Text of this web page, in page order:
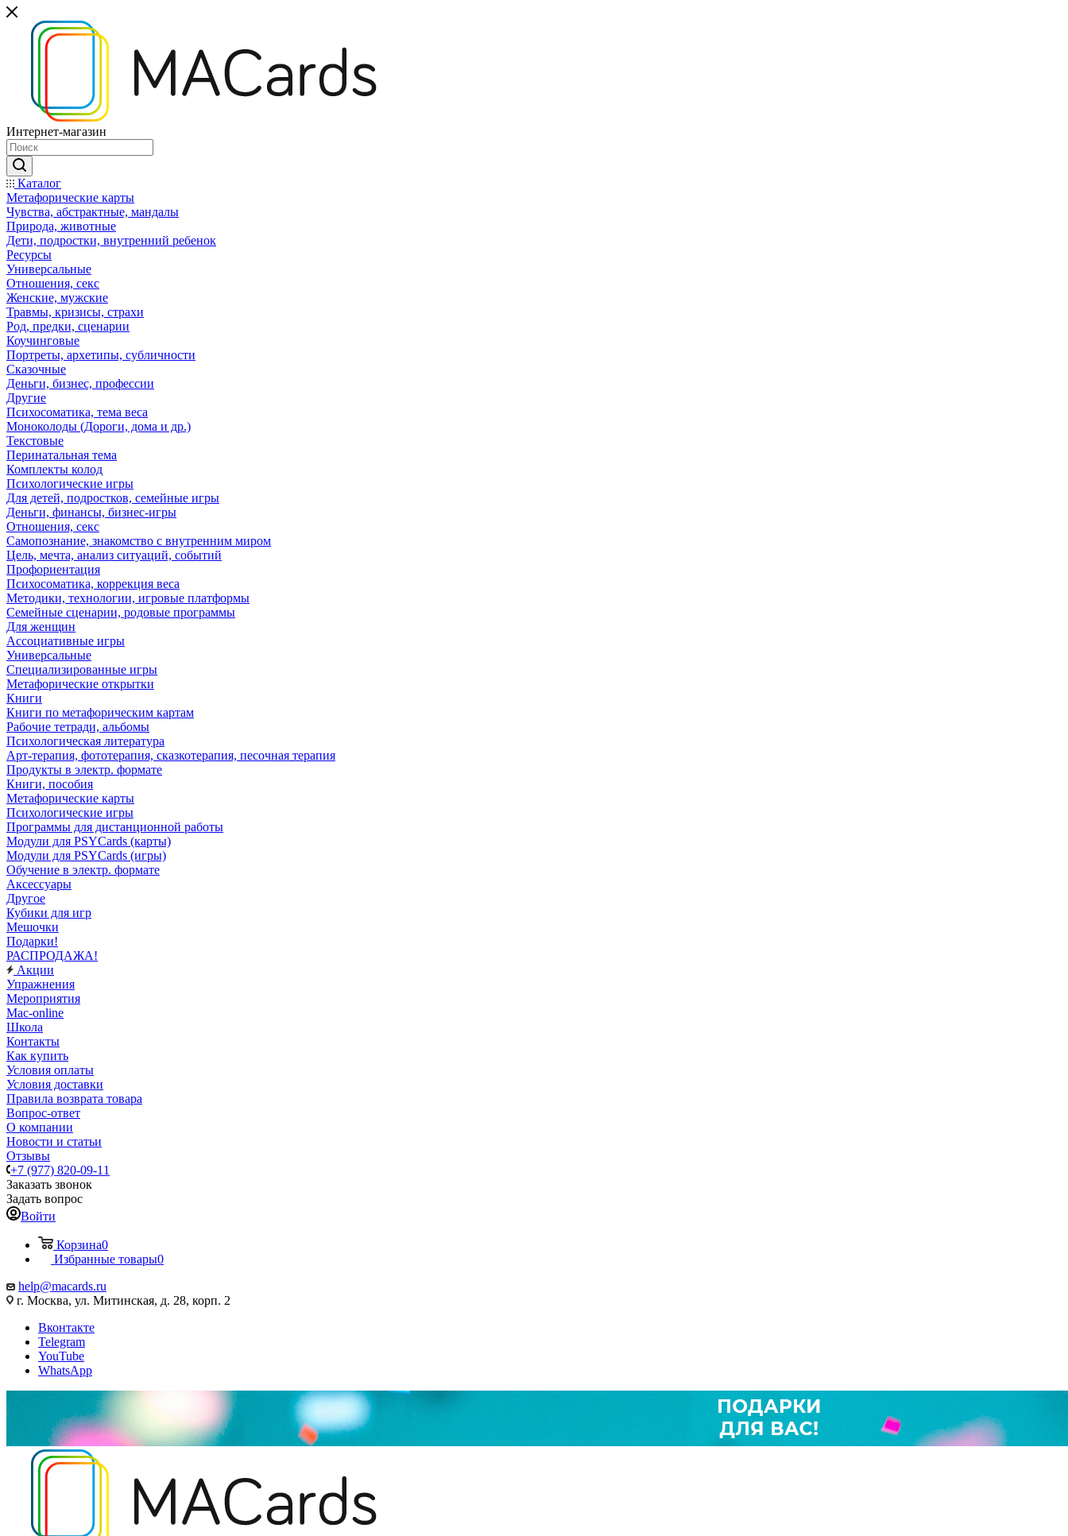
Интернет-магазин
Каталог
Mетафорические карты
Чувства, абстрактные, мандалы
Природа, животные
Дети, подростки, внутренний ребенок
Ресурсы
Универсальные
Отношения, секс
Женские, мужские
Травмы, кризисы, страхи
Род, предки, сценарии
Коучинговые
Портреты, архетипы, субличности
Сказочные
Деньги, бизнес, профессии
Другие
Психосоматика, тема веса
Моноколоды (Дороги, дома и др.)
Текстовые
Перинатальная тема
Комплекты колод
Психологические игры
Для детей, подростков, семейные игры
Деньги, финансы, бизнес-игры
Отношения, секс
Самопознание, знакомство с внутренним миром
Цель, мечта, анализ ситуаций, событий
Профориентация
Психосоматика, коррекция веса
Методики, технологии, игровые платформы
Семейные сценарии, родовые программы
Для женщин
Ассоциативные игры
Универсальные
Специализированные игры
Метафорические открытки
Книги
Книги по метафорическим картам
Рабочие тетради, альбомы
Психологическая литература
Арт-терапия, фототерапия, сказкотерапия, песочная терапия
Продукты в электр. формате
Книги, пособия
Метафорические карты
Психологические игры
Программы для дистанционной работы
Модули для PSYCards (карты)
Модули для PSYCards (игры)
Обучение в электр. формате
Аксессуары
Другое
Кубики для игр
Мешочки
Подарки!
РАСПРОДАЖА!
Акции
Упражнения
Мероприятия
Mac-online
Школа
Контакты
Как купить
Условия оплаты
Условия доставки
Правила возврата товара
Вопрос-ответ
О компании
Новости и статьи
Отзывы
+7 (977) 820-09-11
Заказать звонок
Задать вопрос
Войти
Корзина0
Избранные товары0
help@macards.ru
г. Москва, ул. Митинская, д. 28, корп. 2
Вконтакте
Telegram
YouTube
WhatsApp